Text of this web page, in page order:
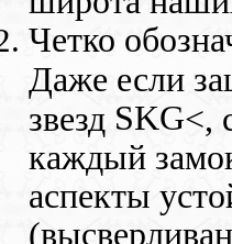
Четко
Даже если
звезд SKG<,
каждый
аспекты